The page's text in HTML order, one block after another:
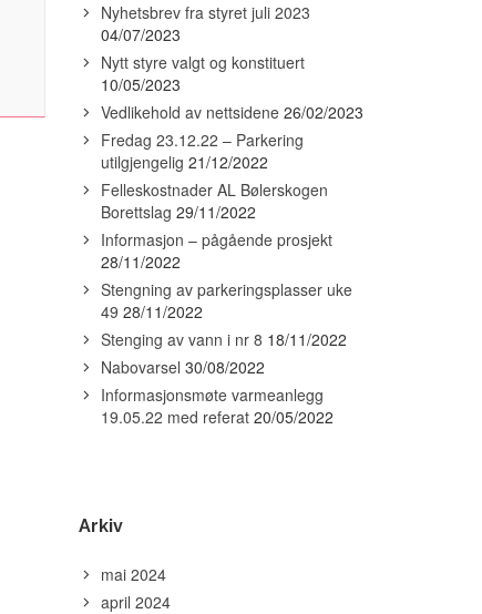
Nyhetsbrev fra styret juli 2023
04/07/2023
Nytt styre valgt og konstituert
10/05/2023
Vedlikehold av nettsidene 26/02/2023
Fredag 23.12.22 – Parkering
utilgjengelig 21/12/2022
Felleskostnader AL Bølerskogen
Borettslag 29/11/2022
Informasjon – pågående prosjekt
28/11/2022
Stengning av parkeringsplasser uke
49 28/11/2022
Stenging av vann i nr 8 18/11/2022
Nabovarsel 30/08/2022
Informasjonsmøte varmeanlegg
19.05.22 med referat 20/05/2022
Arkiv
mai 2024
april 2024